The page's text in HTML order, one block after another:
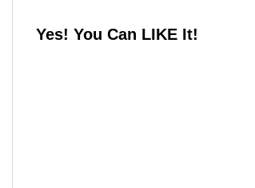
Yes! You Can LIKE It!